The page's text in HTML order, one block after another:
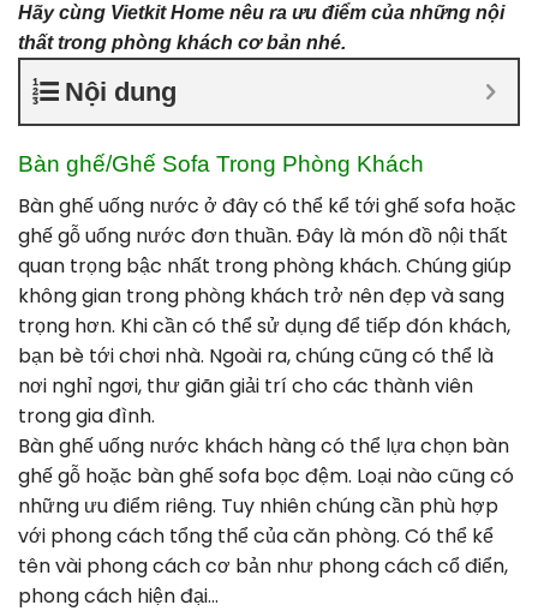
Hãy cùng Vietkit Home nêu ra ưu điểm của những nội
thất trong phòng khách cơ bản nhé.
Nội dung
Bàn ghế/Ghế Sofa Trong Phòng Khách
Bàn ghế uống nước ở đây có thể kể tới ghế sofa hoặc
ghế gỗ uống nước đơn thuần. Đây là món đồ nội thất
quan trọng bậc nhất trong phòng khách. Chúng giúp
không gian trong phòng khách trở nên đẹp và sang
trọng hơn. Khi cần có thể sử dụng để tiếp đón khách,
bạn bè tới chơi nhà. Ngoài ra, chúng cũng có thể là
nơi nghỉ ngơi, thư giãn giải trí cho các thành viên
trong gia đình.
Bàn ghế uống nước khách hàng có thể lựa chọn bàn
ghế gỗ hoặc bàn ghế sofa bọc đệm. Loại nào cũng có
những ưu điểm riêng. Tuy nhiên chúng cần phù hợp
với phong cách tổng thể của căn phòng. Có thể kể
tên vài phong cách cơ bản như phong cách cổ điển,
phong cách hiện đại…